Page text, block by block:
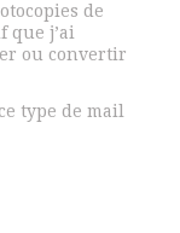
de
que j’ai
ou convertir
type de mail